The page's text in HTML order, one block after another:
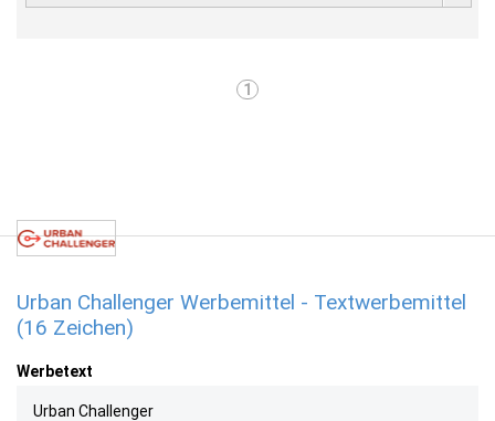
1
Urban Challenger Werbemittel - Textwerbemittel
(16 Zeichen)
Werbetext
Urban Challenger